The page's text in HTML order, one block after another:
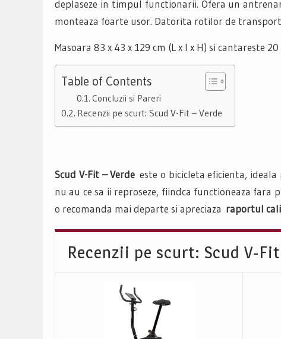
deplaseze in timpul functionarii. Ofera un
monteaza foarte usor. Datorita rotilor de
Masoara 83 x 43 x 129 cm (L x l x H) si cantareste 20
Table of Contents
Concluzii si Pareri
Recenzii pe scurt: Scud V-Fit – Verde
Scud V-Fit – Verdeeste o bicicleta eficienta,
nu au ce sa ii reproseze, fiindca functioneaza
o recomanda mai departe si apreciaza raportul
Recenzii pe scurt: Scud V-